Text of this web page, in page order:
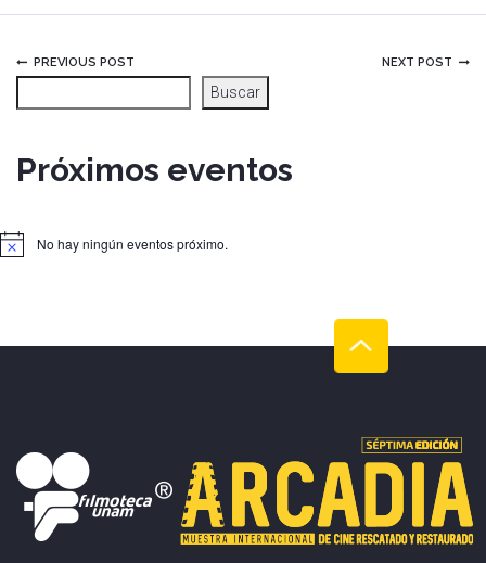
PREVIOUS POST NEXT POST
Buscar
Próximos eventos
No hay ningún eventos próximo.